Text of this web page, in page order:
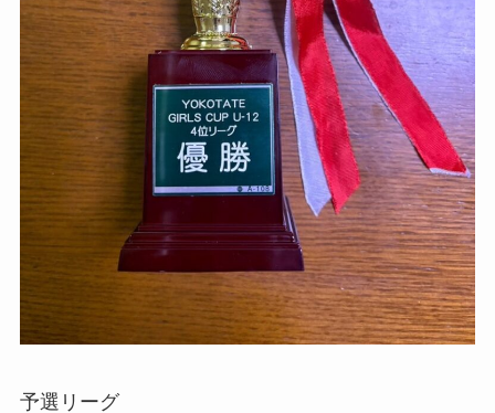
予選リーグ